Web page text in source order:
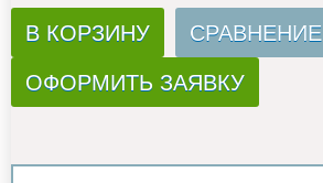
В КОРЗИНУ СРАВНЕНИЕ
ОФОРМИТЬ ЗАЯВКУ